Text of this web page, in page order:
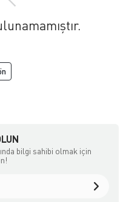
bilgi sahibi olmak için